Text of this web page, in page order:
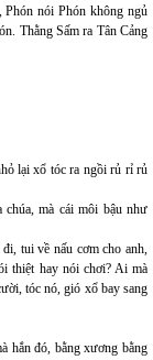
nói Phón không ngủ
Thằng Sấm ra Tân Cảng
lại xổ tóc ra ngồi rủ rỉ rủ
chúa, mà cái môi bậu như
tui về nấu cơm cho anh,
thiệt hay nói chơi? Ai mà
tóc nó, gió xổ bay sang
hắn đó, bằng xương bằng